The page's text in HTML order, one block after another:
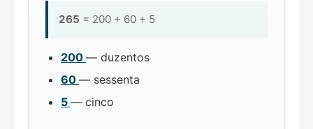
265 = 200 + 60 + 5
200 — duzentos
60 — sessenta
5 — cinco